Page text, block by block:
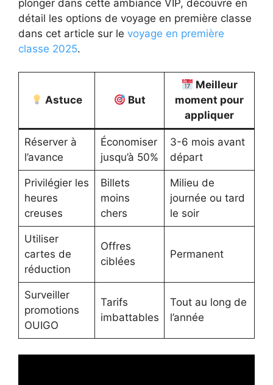
plonger dans cette ambiance VIP, découvre en
détail les options de voyage en première classe
dans cet article sur le voyage en première
classe 2025.
Astuce But
Meilleur
moment pour
appliquer
Réserver à
l’avance
Économiser
jusqu’à 50%
3-6 mois avant
départ
Privilégier les
heures
creuses
Billets
moins
chers
Milieu de
journée ou tard
le soir
Utiliser
cartes de
réduction
Offres
ciblées
Permanent
Surveiller
promotions
OUIGO
Tarifs
imbattables
Tout au long de
l’année